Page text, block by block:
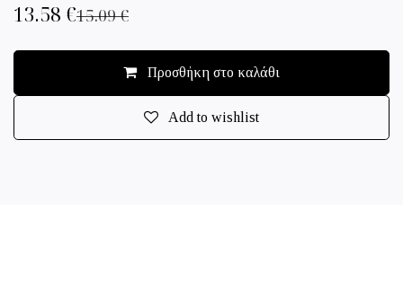
13.58 €15.09€
Προσθήκη στο καλάθι
Add to wishlist